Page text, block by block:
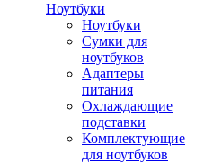
Ноутбуки
Ноутбуки
Сумки для
ноутбуков
Адаптеры
питания
Охлаждающие
подставки
Комплектующие
для ноутбуков